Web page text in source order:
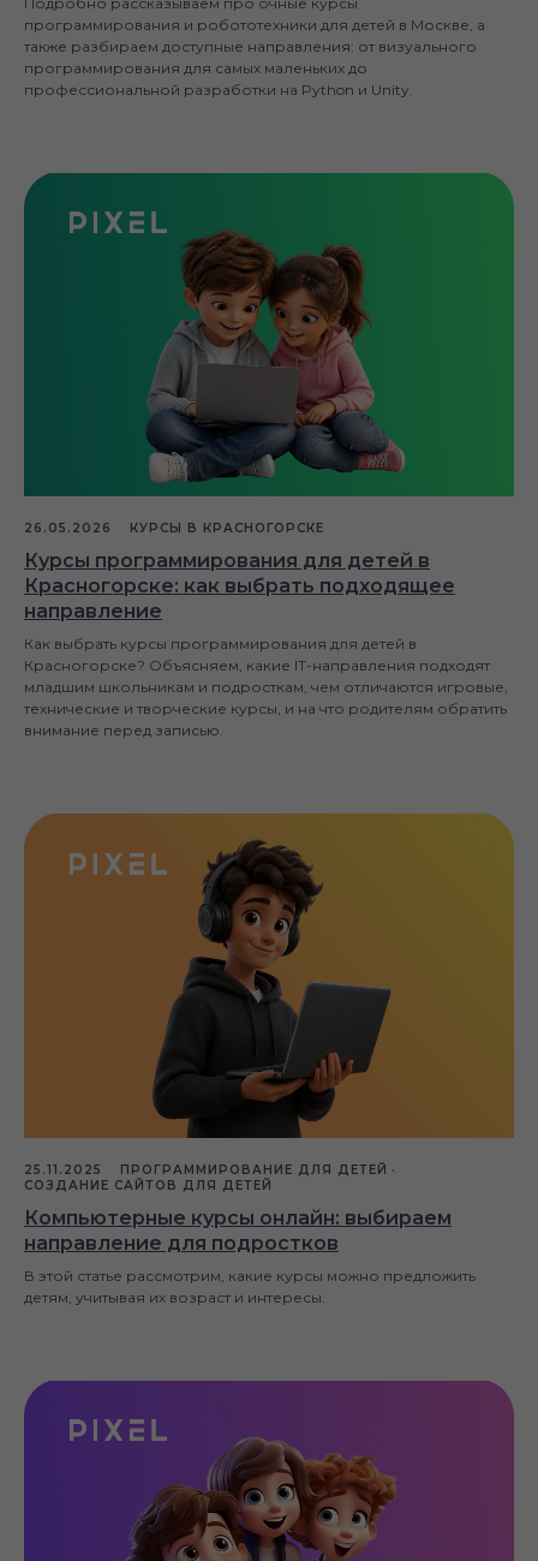
программирования и робототехники для детей в Москве, а
также разбираем доступные направления: от визуального
программирования для самых маленьких до
профессиональной разработки на Python и Unity.
26.05.2026 КУРСЫ В КРАСНОГОРСКЕ
Курсы программирования для детей в
Красногорске: как выбрать подходящее
направление
Как выбрать курсы программирования для детей в
Красногорске? Объясняем, какие IT-направления подходят
младшим школьникам и подросткам, чем отличаются игровые,
технические и творческие курсы, и на что родителям обратить
внимание перед записью.
25.11.2025
ПРОГРАММИРОВАНИЕ ДЛЯ ДЕТЕЙ
СОЗДАНИЕ САЙТОВ ДЛЯ ДЕТЕЙ
Компьютерные курсы онлайн: выбираем
направление для подростков
В этой статье рассмотрим, какие курсы можно предложить
детям, учитывая их возраст и интересы.